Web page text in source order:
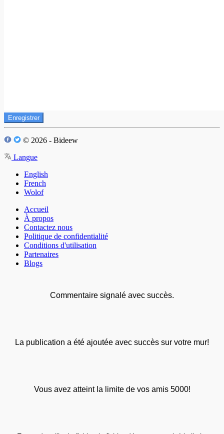
Enregistrer
© 2026 - Bideew
Langue
English
French
Wolof
Accueil
À propos
Contactez nous
Politique de confidentialité
Conditions d'utilisation
Partenaires
Blogs
Commentaire signalé avec succès.
La publication a été ajoutée avec succès sur votre mur!
Vous avez atteint la limite de vos amis 5000!